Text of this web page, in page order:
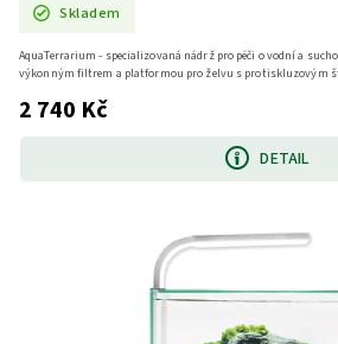
Skladem
2 740 Kč
DETAIL
AquaTerrarium - specializovaná nádrž pro péči o vodní a
výkonným filtrem a platformou pro želvu s protiskluzovým